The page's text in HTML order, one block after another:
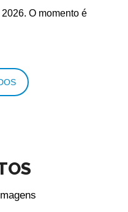
O momento é